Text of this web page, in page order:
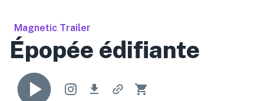
Magnetic Trailer
Épopée édifiante